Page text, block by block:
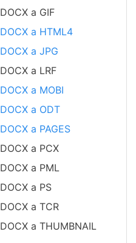
DOCX a GIF
DOCX a HTML4
DOCX a JPG
DOCX a LRF
DOCX a MOBI
DOCX a ODT
DOCX a PAGES
DOCX a PCX
DOCX a PML
DOCX a PS
DOCX a TCR
DOCX a THUMBNAIL